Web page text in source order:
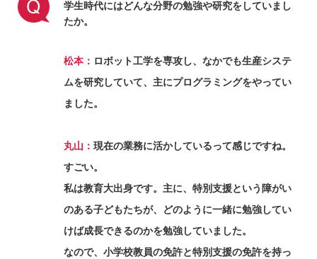
学生時代にはどんな分野の勉強や研究をしていまし
たか。
松本： ロボット工学を専攻し、なかでも生産システ
ムを研究していて、主にプログラミングをやってい
ました。
丸山： 現在の業務に活かしているって感じですね。
すごい。
私は教育大出身です。主に、特別支援という障がい
のある子どもたちが、どのように一緒に勉強してい
けば成長できるのかを勉強していました。
なので、小学校教員の免許と特別支援の免許を持っ